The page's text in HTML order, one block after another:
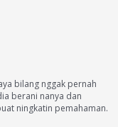
bilang nggak pernah
berani nanya dan
ningkatin pemahaman.